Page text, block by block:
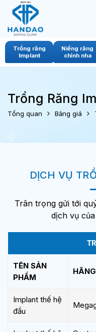
Trồng răng
Implant
Niềng răng
chỉnh nha
Trồng Răng
Tổng quan Bảng giá
DỊCH VỤ
Trân trọng gửi tới
dịch vụ
TÊN SẢN
PHẨM
HÃNG
Implant thế hệ
đầu